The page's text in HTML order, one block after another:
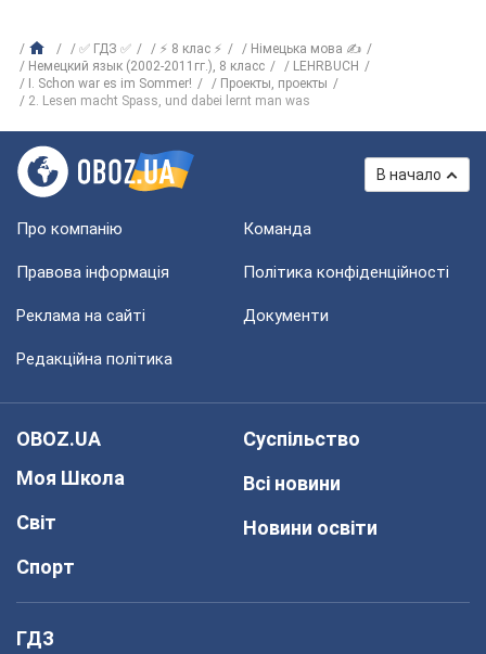
✅ ГДЗ ✅ ⚡ 8 клас ⚡
Німецька мова ✍
Немецкий язык (2002-2011гг.), 8 класс
LEHRBUCH
I. Schon war es im Sommer!
Проекты, проекты
2. Lesen macht Spass, und dabei lernt man was
В начало
Про компанію Команда
Правова інформація Політика конфіденційності
Реклама на сайті Документи
Редакційна політика
OBOZ.UA
Моя Школа
Світ
Спорт
Суспільство
Всі новини
Новини освіти
ГДЗ